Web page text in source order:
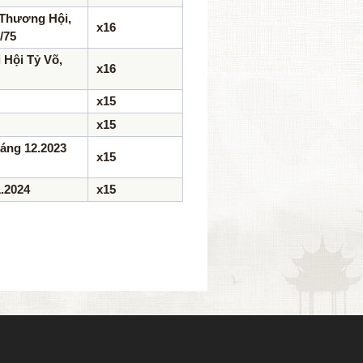
Hội,
x16
Tỷ Võ,
x16
x15
x15
12.2023
x15
x15